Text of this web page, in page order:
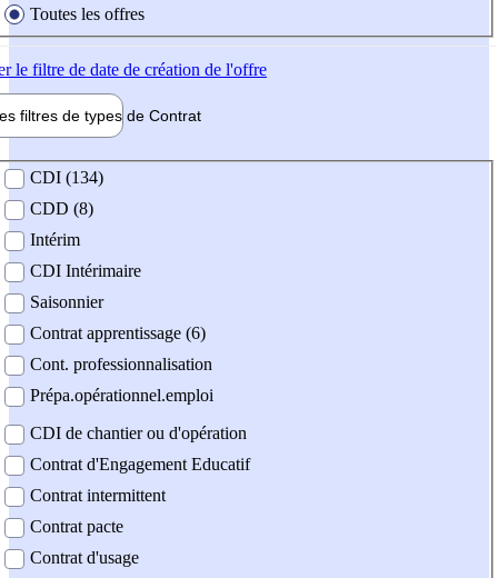
Toutes les offres
le filtre de date de création de l'offre
filtres de types de Contrat
contrat
CDI (134)
CDD (8)
Intérim
CDI Intérimaire
Saisonnier
Contrat apprentissage (6)
Cont. professionnalisation
Prépa.opérationnel.emploi
CDI de chantier ou d'opération
Contrat d'Engagement Educatif
Contrat intermittent
Contrat pacte
Contrat d'usage